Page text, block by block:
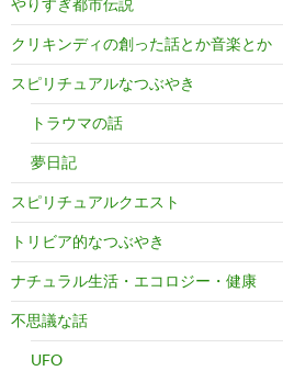
やりすぎ都市伝説
クリキンディの創った話とか音楽とか
スピリチュアルなつぶやき
トラウマの話
夢日記
スピリチュアルクエスト
トリビア的なつぶやき
ナチュラル生活・エコロジー・健康
不思議な話
UFO